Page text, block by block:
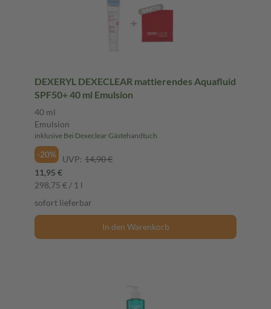
DEXERYL DEXECLEAR mattierendes Aquafluid
SPF50+ 40 ml Emulsion
40 ml
Emulsion
inklusive Bei Dexeclear Gästehandtuch
-20% UVP: 14,90 €
11,95 €
298,75 € / 1 l
sofort lieferbar
In den Warenkorb